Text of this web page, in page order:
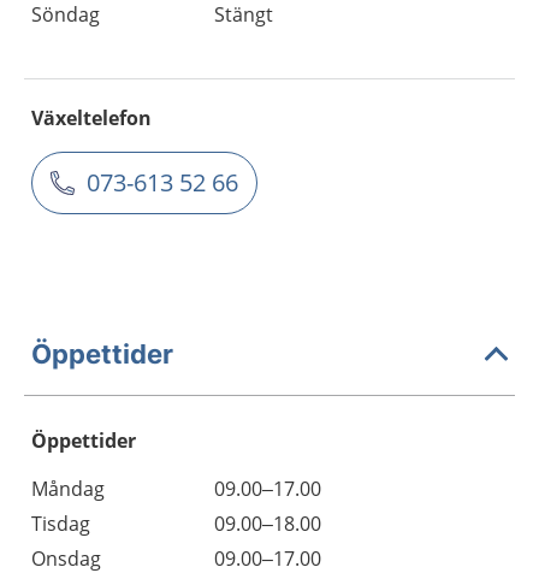
Söndag
Stängt
Växeltelefon
073-613 52 66
Öppettider
Öppettider
Dag
Öppettider
Kommentarer
Måndag
09.00–17.00
Tisdag
09.00–18.00
Onsdag
09.00–17.00